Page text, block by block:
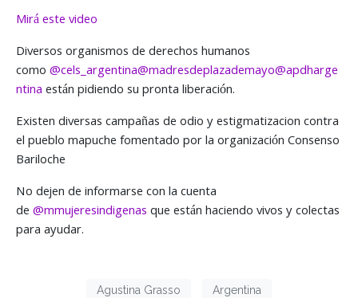
Mirá este video
Diversos organismos de derechos humanos
como@cels_argentina@madresdeplazademayo@apdharge
ntinaestán pidiendo su pronta liberación.
Existen diversas campañas de odio y estigmatizacion contra
el pueblo mapuche fomentado por la organización Consenso
Bariloche
No dejen de informarse con la cuenta
de@mmujeresindigenasque están haciendo vivos y colectas
para ayudar.
Agustina Grasso Argentina